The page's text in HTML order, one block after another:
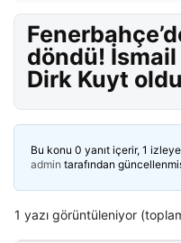
döndü! İsmail
Dirk Kuyt oldu
Bu konu 0 yanıt içerir, 1
admin tarafından
1 yazı görüntüleniyor